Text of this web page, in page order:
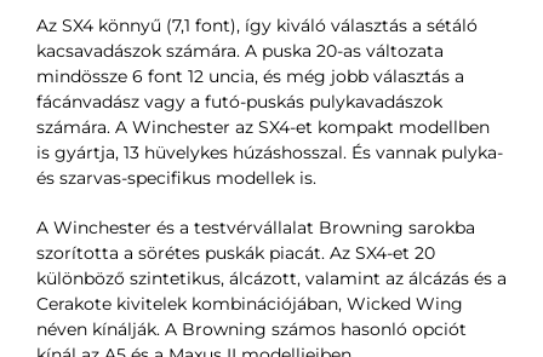
Az SX4 könnyű (7,1 font), így kiváló választás a sétáló
kacsavadászok számára. A puska 20-as változata
mindössze 6 font 12 uncia, és még jobb választás a
fácánvadász vagy a futó-puskás pulykavadászok
számára. A Winchester az SX4-et kompakt modellben
is gyártja, 13 hüvelykes húzáshosszal. És vannak pulyka-
és szarvas-specifikus modellek is.
A Winchester és a testvérvállalat Browning sarokba
szorította a sörétes puskák piacát. Az SX4-et 20
különböző szintetikus, álcázott, valamint az álcázás és a
Cerakote kivitelek kombinációjában, Wicked Wing
néven kínálják. A Browning számos hasonló opciót